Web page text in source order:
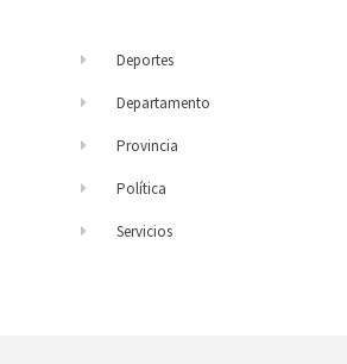
Deportes
Departamento
Provincia
Política
Servicios